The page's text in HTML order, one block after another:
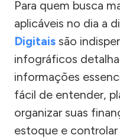
Para quem busca
aplicáveis no dia a
Digitais são
infográficos
informações
fácil de entender,
organizar suas
estoque e controlar